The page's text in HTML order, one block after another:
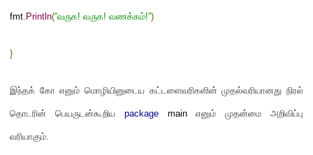
fmt. Println(“வருக! வருக! வணக்கம்!”)
}
இந்தக் கோ எனும் மொழியினுடைய கட்டளைவரிகளின் முதல்வரியானது நிரல்
தொடரின் பெயருடன்கூறிய package main எனும் முதன்மை அறிவிப்பு
வரியாகும்.